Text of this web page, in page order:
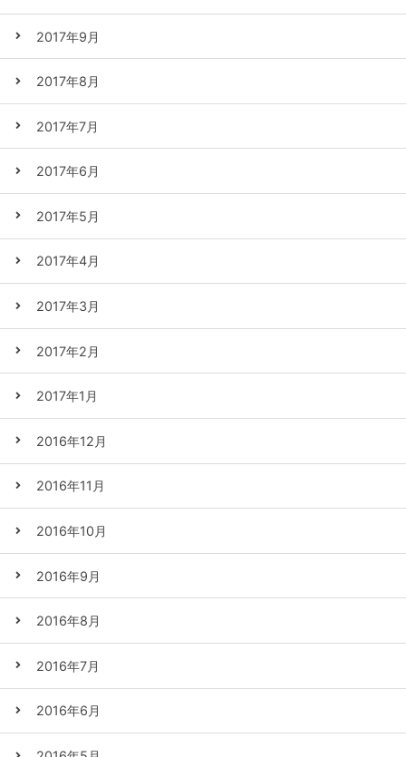
2017年9月
2017年8月
2017年7月
2017年6月
2017年5月
2017年4月
2017年3月
2017年2月
2017年1月
2016年12月
2016年11月
2016年10月
2016年9月
2016年8月
2016年7月
2016年6月